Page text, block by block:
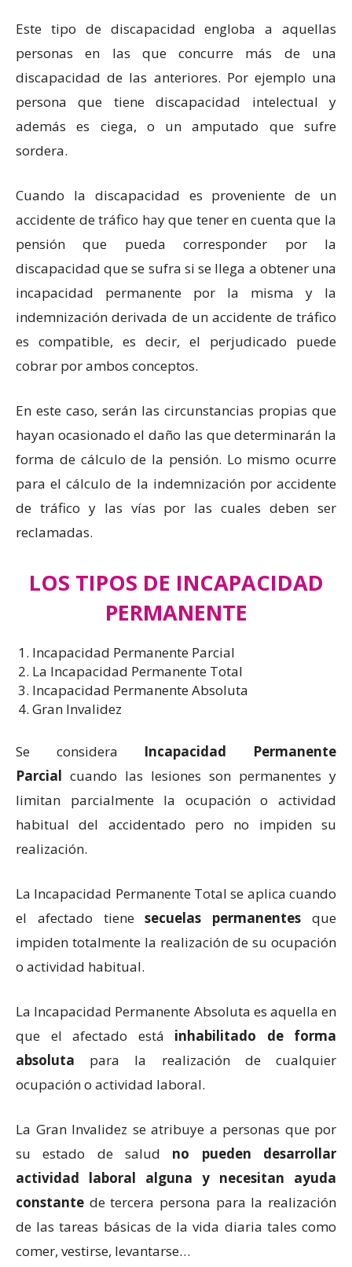
Este tipo de discapacidad engloba a aquellas
personas en las que concurre más de una
discapacidad de las anteriores. Por ejemplo una
persona que tiene discapacidad intelectual y
además es ciega, o un amputado que sufre
sordera.
Cuando la discapacidad es proveniente de un
accidente de tráfico hay que tener en cuenta que la
pensión que pueda corresponder por la
discapacidad que se sufra si se llega a obtener una
incapacidad permanente por la misma y la
indemnización derivada de un accidente de tráfico
es compatible, es decir, el perjudicado puede
cobrar por ambos conceptos.
En este caso, serán las circunstancias propias que
hayan ocasionado el daño las que determinarán la
forma de cálculo de la pensión. Lo mismo ocurre
para el cálculo de la indemnización por accidente
de tráfico y las vías por las cuales deben ser
reclamadas.
LOS TIPOS DE INCAPACIDAD
PERMANENTE
Incapacidad Permanente Parcial
La Incapacidad Permanente Total
Incapacidad Permanente Absoluta
Gran Invalidez
Se considera Incapacidad Permanente
Parcial cuando las lesiones son permanentes y
limitan parcialmente la ocupación o actividad
habitual del accidentado pero no impiden su
realización.
La Incapacidad Permanente Total se aplica cuando
el afectado tienesecuelas permanentes que
impiden totalmente la realización de su ocupación
o actividad habitual.
La Incapacidad Permanente Absoluta es aquella en
que el afectado está inhabilitado de forma
absoluta para la realización de cualquier
ocupación o actividad laboral.
La Gran Invalidez se atribuye a personas que por
su estado de salud no pueden desarrollar
actividad laboral alguna y necesitan ayuda
constante de tercera persona para la realización
de las tareas básicas de la vida diaria tales como
comer, vestirse, levantarse…